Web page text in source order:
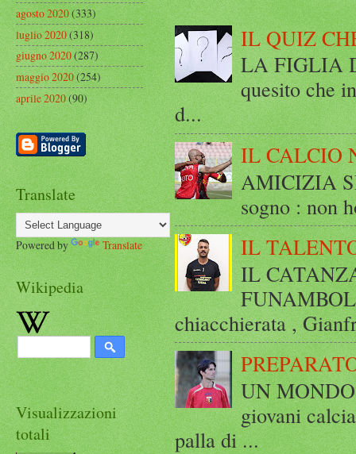
IL QUIZ
LA FIGLIA
quesito che
d...
IL CALCIO
AMICIZIA
sogno : non
IL
IL
chiacchierata ,
UN
giovani
palla di ...
agosto 2020(333)
luglio 2020(318)
giugno 2020(287)
maggio 2020(254)
aprile 2020(90)
Translate
Powered by Translate
Wikipedia
Visualizzazioni
totali